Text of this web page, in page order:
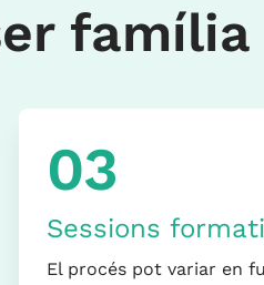
família
03
Sessions
El procés pot variar en